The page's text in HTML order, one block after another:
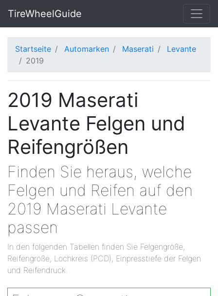
TireWheelGuide
Startseite Automarken Maserati
Levante
2019
2019 Maserati
Levante Felgen und
Reifengrößen
Finden Sie heraus, welche
Felgen und Reifen auf den
2019 Maserati Levante
passen
In den folgenden Tabellen finden Sie Felgengröße,
Reifengröße, Lochkreis (PCD), Einpresstiefe der Felgen
und Reifendruck.